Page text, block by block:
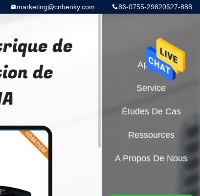
86-0755-29820527-888
marketing@cnbenky.com
de
de
Aperçu
Service
Études De Cas
Ressources
A Propos De Nous